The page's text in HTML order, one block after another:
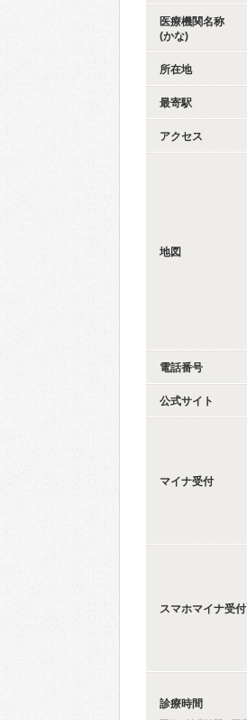
医療機関名称
(かな)
所在地
最寄駅
アクセス
地図
電話番号
公式サイト
マイナ受付
スマホマイナ受付
診療時間